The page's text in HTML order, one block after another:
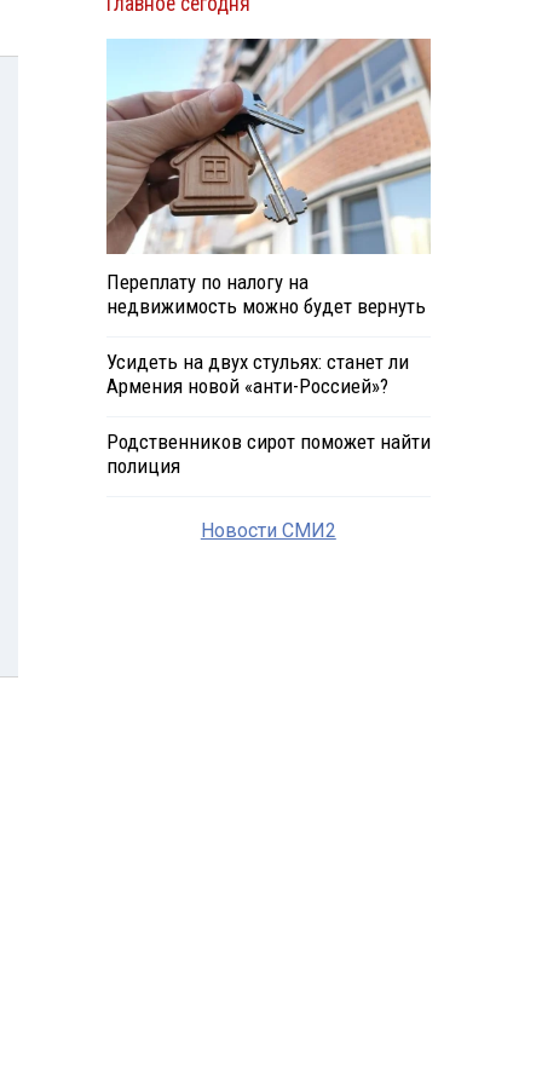
Переплату по налогу на
недвижимость можно будет вернуть
Усидеть на двух стульях: станет ли
Армения новой «анти-Россией»?
Родственников сирот поможет найти
полиция
Новости СМИ2